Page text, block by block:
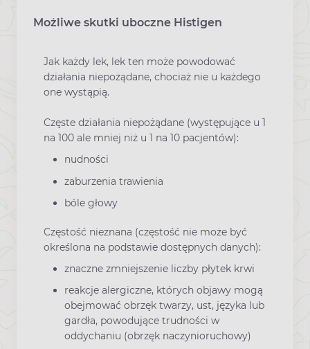
Możliwe skutki uboczne Histigen
Jak każdy lek, lek ten może powodować
działania niepożądane, chociaż nie u każdego
one wystąpią.
Częste działania niepożądane (występujące u 1
na 100 ale mniej niż u 1 na 10 pacjentów):
nudności
zaburzenia trawienia
bóle głowy
Częstość nieznana (częstość nie może być
określona na podstawie dostępnych danych):
znaczne zmniejszenie liczby płytek krwi
reakcje alergiczne, których objawy mogą
obejmować obrzęk twarzy, ust, języka lub
gardła, powodujące trudności w
oddychaniu (obrzęk naczynioruchowy)